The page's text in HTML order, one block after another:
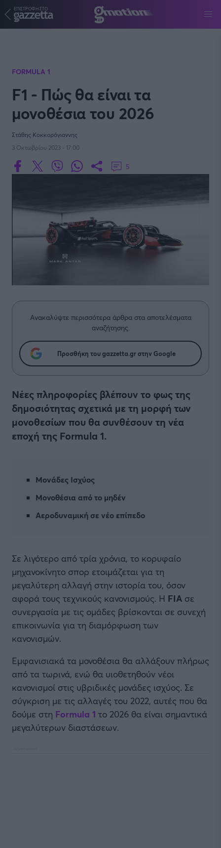
ΕΠΙΣΤΡΟΦΗ ΣΤΟ
FORMULA 1
F1 - Πώς θα είναι τα
μονοθέσια του 2026
Στάθης Κοκκορόγιαννης
3 Οκτωβρίου 2023 - 17:00
5
Ανακαλύψτε περισσότερα άρθρα στα αποτελέσματα
αναζήτησης.
Προσθήκη του gazzetta.gr στην Google
Νέες πληροφορίες βλέπουν το φως της
δημοσιότητας σχετικά με τη μορφή των
μονοθεσίων που θα συνθέσουν τη νέα
εποχή της Formula 1.
Μονάδες Ισχύος
Μονοθέσια από το μηδέν
Αεροδυναμική σε νέο επίπεδο
Σε λιγότερο από τρία χρόνια, το κορυφαίο
μηχανοκίνητο σπορ ετοιμάζεται για τη
μεγαλύτερη αλλαγή στην ιστορία του, όσον
αφορά τους τεχνικούς κανονισμούς. Η FIA σε
συνεργασία με τις ομάδες βρίσκονται σε συνεχή
επικοινωνία για τη διαμόρφωση των
κανονισμών.
Εμφανισιακά τα μονοθέσια θα αλλάξουν πλήρως
από τα τωρινά, ενώ θα υιοθετηθούν νέοι
κανονισμοί στις υβριδικές μονάδες ισχύος. Σε
σύγκριση με τις αλλαγές του 2022, αυτές που θα
δούμε στη Formula 1 το 2026 θα είναι σημαντικά
μεγαλύτερων διαστάσεων.